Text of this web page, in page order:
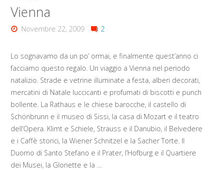
Mozarthaus
–
Innere
Stadt
–
Sacher
Café"
Vienna
Novembre 22, 2009 2
Lo sognavamo da un po’ ormai, e finalmente quest’anno ci
facciamo questo regalo. Un viaggio a Vienna nel periodo
natalizio. Strade e vetrine illuminate a festa, alberi decorati,
mercatini di Natale luccicanti e profumati di biscotti e punch
bollente. La Rathaus e le chiese barocche, il castello di
Schönbrunn e il museo di Sissi, la casa di Mozart e il teatro
dell’Opera. Klimt e Schiele, Strauss e il Danubio, il Belvedere
e i Caffè storici, la Wiener Schnitzel e la Sacher Torte. Il
Duomo di Santo Stefano e il Prater, l’Hofburg e il Quartiere
dei Musei, la Gloriette e la …